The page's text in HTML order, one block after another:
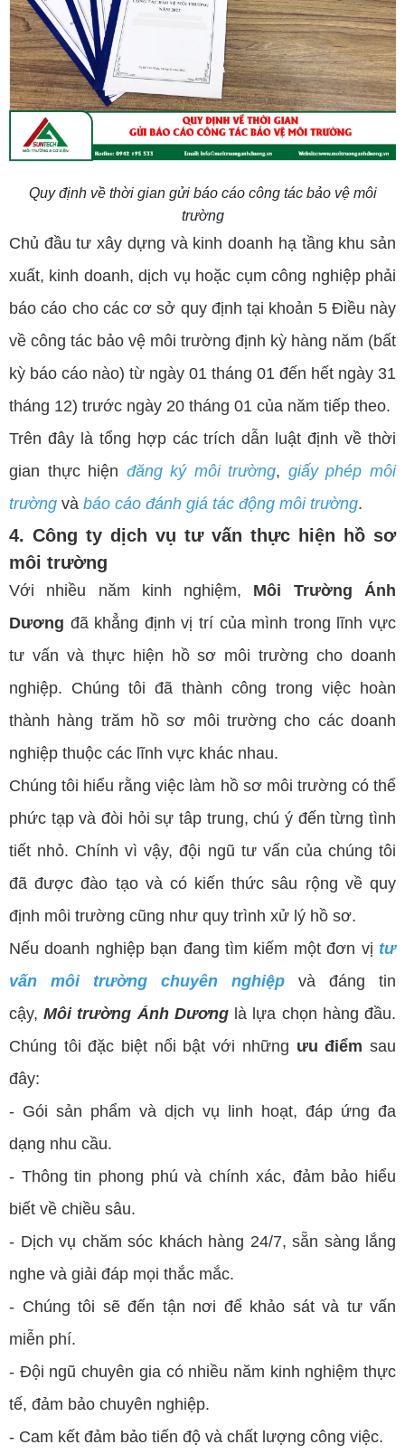
Quy định về thời gian gửi báo cáo công tác bảo vệ môi
trường
Chủ đầu tư xây dựng và kinh doanh hạ tầng khu sản
xuất, kinh doanh, dịch vụ hoặc cụm công nghiệp phải
báo cáo cho các cơ sở quy định tại khoản 5 Điều này
về công tác bảo vệ môi trường định kỳ hàng năm (bất
kỳ báo cáo nào) từ ngày 01 tháng 01 đến hết ngày 31
tháng 12) trước ngày 20 tháng 01 của năm tiếp theo.
Trên đây là tổng hợp các trích dẫn luật định về thời
gian thực hiện đăng ký môi trường, giấy phép môi
trường và báo cáo đánh giá tác động môi trường.
4. Công ty dịch vụ tư vấn thực hiện hồ sơ
môi trường
Với nhiều năm kinh nghiệm, Môi Trường Ánh
Dương đã khẳng định vị trí của mình trong lĩnh vực
tư vấn và thực hiện hồ sơ môi trường cho doanh
nghiệp. Chúng tôi đã thành công trong việc hoàn
thành hàng trăm hồ sơ môi trường cho các doanh
nghiệp thuộc các lĩnh vực khác nhau.
Chúng tôi hiểu rằng việc làm hồ sơ môi trường có thể
phức tạp và đòi hỏi sự tâp trung, chú ý đến từng tình
tiết nhỏ. Chính vì vậy, đội ngũ tư vấn của chúng tôi
đã được đào tạo và có kiến thức sâu rộng về quy
định môi trường cũng như quy trình xử lý hồ sơ.
Nếu doanh nghiệp bạn đang tìm kiếm một đơn vị tư
vấn môi trường chuyên nghiệp
và đáng tin
cậy,Môi trường Ánh Dươnglà lựa chọn hàng đầu.
Chúng tôi đặc biệt nổi bật với những ưu điểmsau
đây:
- Gói sản phẩm và dịch vụ linh hoạt, đáp ứng đa
dạng nhu cầu.
- Thông tin phong phú và chính xác, đảm bảo hiểu
biết về chiều sâu.
- Dịch vụ chăm sóc khách hàng 24/7, sẵn sàng lắng
nghe và giải đáp mọi thắc mắc.
- Chúng tôi sẽ đến tận nơi để khảo sát và tư vấn
miễn phí.
- Đội ngũ chuyên gia có nhiều năm kinh nghiệm thực
tế, đảm bảo chuyên nghiệp.
- Cam kết đảm bảo tiến độ và chất lượng công việc.